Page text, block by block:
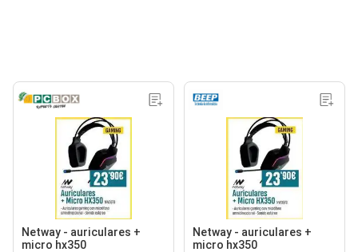
Netway - auriculares +
micro hx350
Netway - auriculares +
micro hx350